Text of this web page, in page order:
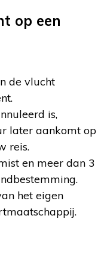
op een
de vlucht
is,
later aankomt op
reis.
en meer dan 3
het eigen